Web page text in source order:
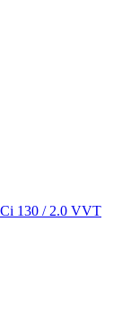
130 / 2.0 VVT